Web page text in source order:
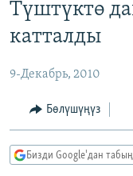
салыңызКЫРГЫЗСТАН
ЭКОНОМИКА
МАДАНИЯТ
ДҮЙНӨ
БОРБОР АЗИЯ
АТАЙЫН ИЛИКТӨӨ
ТВ ПРОГРАММАЛАР
ЭКСПЕРТТЕР ТАЛДАЙТ
ӨЗГӨЧӨ ПИКИР
Түштүктө
катталды
9-Декабрь, 2010
Бөлүшүңүз
Бизди Google'дан